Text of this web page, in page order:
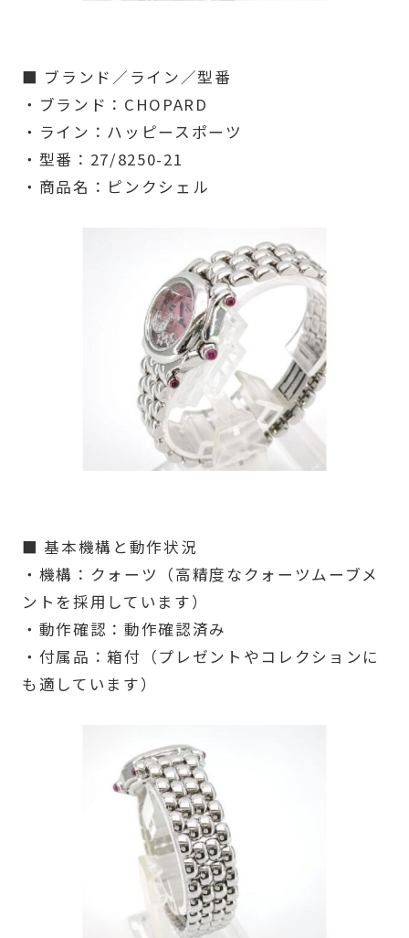
■ ブランド／ライン／型番
・ブランド：CHOPARD
・ライン：ハッピースポーツ
・型番：27/8250-21
・商品名：ピンクシェル
■ 基本機構と動作状況
・機構：クォーツ（高精度なクォーツムーブメ
ントを採用しています）
・動作確認：動作確認済み
・付属品：箱付（プレゼントやコレクションに
も適しています）